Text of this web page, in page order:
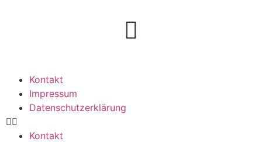
Kontakt
Impressum
Datenschutzerklärung
Kontakt